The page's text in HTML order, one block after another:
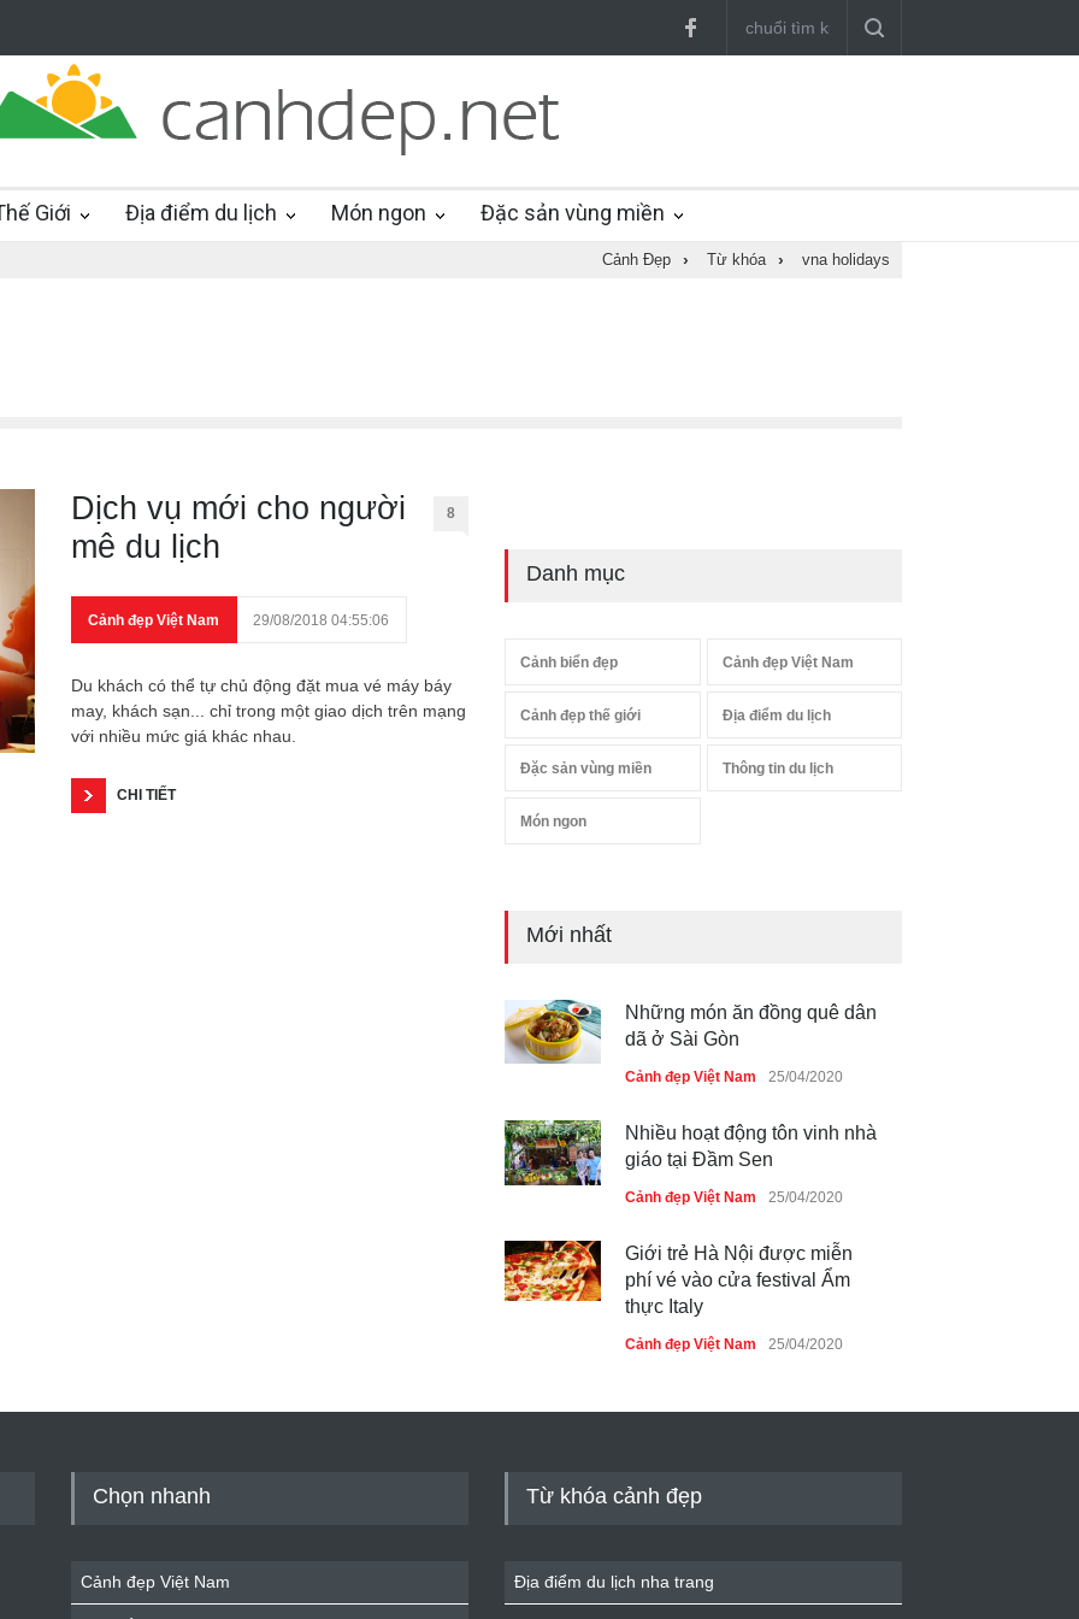
Giới Địa điểm du lịch Món ngon Đặc sản vùng miền
Cảnh Đẹp › Từ khóa › vna holidays
Dịch vụ mới cho người
mê du lịch
8
Cảnh đẹp Việt Nam 29/08/2018 04:55:06
Du khách có thể tự chủ động đặt mua vé máy báy
may, khách sạn... chỉ trong một giao dịch trên mạng
với nhiều mức giá khác nhau.
CHI TIẾT
Danh mục
Cảnh biển đẹp Cảnh đẹp Việt Nam
Cảnh đẹp thế giới Địa điểm du lịch
Đặc sản vùng miền Thông tin du lịch
Món ngon
Mới nhất
Những món ăn đồng quê dân
dã ở Sài Gòn
Cảnh đẹp Việt Nam 25/04/2020
Nhiều hoạt động tôn vinh nhà
giáo tại Đầm Sen
Cảnh đẹp Việt Nam 25/04/2020
Giới trẻ Hà Nội được miễn
phí vé vào cửa festival Ẩm
thực Italy
Cảnh đẹp Việt Nam 25/04/2020
Cảnh đẹp Việt Nam
Chọn nhanh
Cảnh đẹp Việt Nam
Từ khóa cảnh đẹp
Địa điểm du lịch nha trang